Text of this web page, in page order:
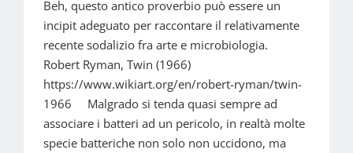
Beh, questo antico proverbio può essere un
incipit adeguato per raccontare il relativamente
recente sodalizio fra arte e microbiologia.
Robert Ryman, Twin (1966)
https://www.wikiart.org/en/robert-ryman/twin-
1966 Malgrado si tenda quasi sempre ad
associare i batteri ad un pericolo, in realtà molte
specie batteriche non solo non uccidono, ma